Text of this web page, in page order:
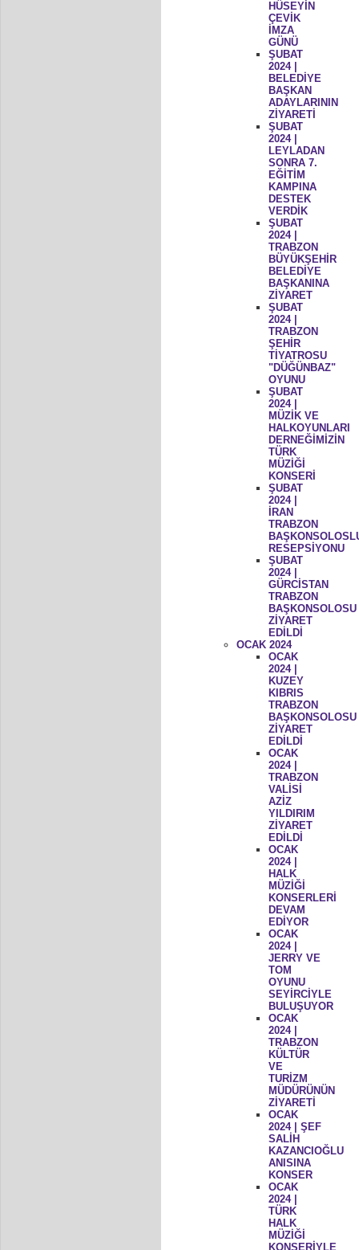
HÜSEYİN
ÇEVİK
İMZA
GÜNÜ
ŞUBAT
2024 |
BELEDİYE
BAŞKAN
ADAYLARININ
ZİYARETİ
ŞUBAT
2024 |
LEYLADAN
SONRA 7.
EĞİTİM
KAMPINA
DESTEK
VERDİK
ŞUBAT
2024 |
TRABZON
BÜYÜKŞEHİR
BELEDİYE
BAŞKANINA
ZİYARET
ŞUBAT
2024 |
TRABZON
ŞEHİR
TİYATROSU
"DÜĞÜNBAZ"
OYUNU
ŞUBAT
2024 |
MÜZİK VE
HALKOYUNLARI
DERNEĞİMİZİN
TÜRK
MÜZİĞİ
KONSERİ
ŞUBAT
2024 |
İRAN
TRABZON
RESEPSİYONU
ŞUBAT
2024 |
GÜRCİSTAN
TRABZON
BAŞKONSOLOSU
ZİYARET
EDİLDİ
OCAK 2024
OCAK
2024 |
KUZEY
KIBRIS
TRABZON
BAŞKONSOLOSU
ZİYARET
EDİLDİ
OCAK
2024 |
TRABZON
VALİSİ
AZİZ
YILDIRIM
ZİYARET
EDİLDİ
OCAK
2024 |
HALK
MÜZİĞİ
KONSERLERİ
DEVAM
EDİYOR
OCAK
2024 |
JERRY VE
TOM
OYUNU
SEYİRCİYLE
BULUŞUYOR
OCAK
2024 |
TRABZON
KÜLTÜR
VE
TURİZM
MÜDÜRÜNÜN
ZİYARETİ
OCAK
2024 | ŞEF
SALİH
KAZANCIOĞLU
ANISINA
KONSER
OCAK
2024 |
TÜRK
HALK
MÜZİĞİ
KONSERİYLE